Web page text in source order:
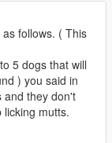
follows. ( This
5 dogs that will
) you said in
and they don't
mutts.